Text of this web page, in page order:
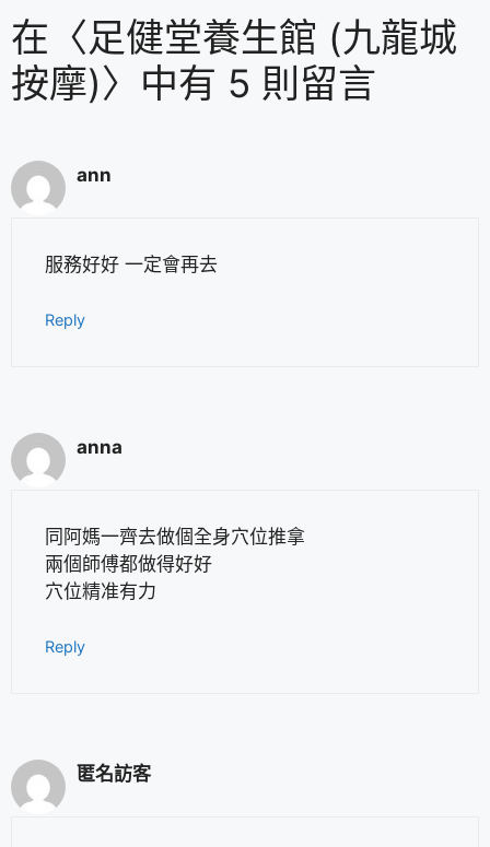
在〈足健堂養生館 (九龍城
按摩)〉中有 5 則留言
ann
服務好好 一定會再去
Reply
anna
同阿媽一齊去做個全身穴位推拿
兩個師傅都做得好好
穴位精准有力
Reply
匿名訪客